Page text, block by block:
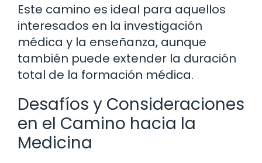
Este camino es ideal para aquellos
interesados en la investigación
médica y la enseñanza, aunque
también puede extender la duración
total de la formación médica.
Desafíos y Consideraciones
en el Camino hacia la
Medicina